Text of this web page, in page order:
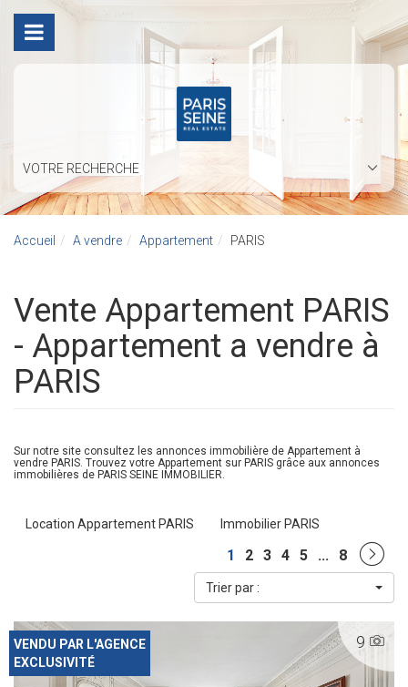
VOTRE RECHERCHE
Accueil A vendre Appartement PARIS
Vente Appartement PARIS
- Appartement a vendre à
PARIS
Sur notre site consultez les annonces immobilière de Appartement à
vendre PARIS. Trouvez votre Appartement sur PARIS grâce aux annonces
immobilières de PARIS SEINE IMMOBILIER.
Location Appartement PARIS Immobilier PARIS
1 2 3 4 5 ... 8
Trier par :
9
VENDU PAR L'AGENCE
EXCLUSIVITÉ